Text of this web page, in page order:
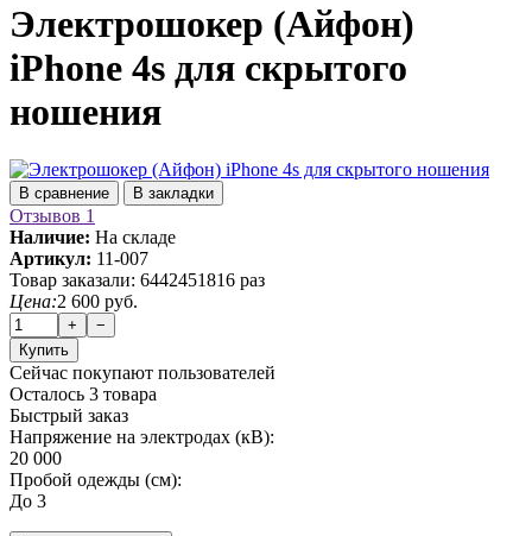
Электрошокер (Айфон)
iPhone 4s для скрытого
ношения
В сравнение В закладки
Отзывов 1
Наличие: На складе
Артикул: 11-007
Товар заказали: 6442451816 раз
Цена:2 600 руб.
+
−
Купить
Сейчас покупают пользователей
Осталось 3 товара
Быстрый заказ
Напряжение на электродах (кВ):
20 000
Пробой одежды (см):
До 3